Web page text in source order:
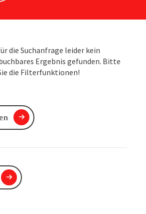
die Suchanfrage leider kein
Ergebnis gefunden. Bitte
die Filterfunktionen!